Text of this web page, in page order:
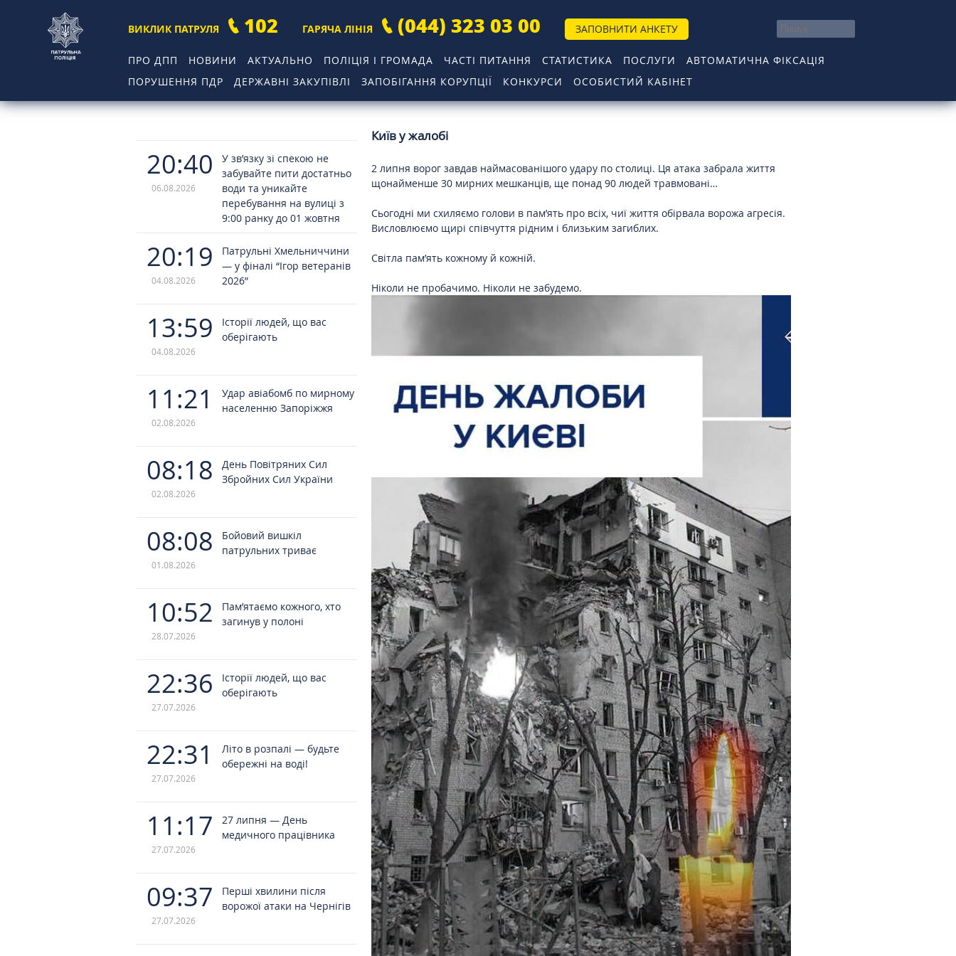
ВИКЛИК ПАТРУЛЯ 102 ГАРЯЧА ЛІНІЯ (044) 323 03 00 ЗАПОВНИТИ АНКЕТУ
ПРО ДПП НОВИНИ АКТУАЛЬНО ПОЛІЦІЯ І ГРОМАДА ЧАСТІ ПИТАННЯ СТАТИСТИКА ПОСЛУГИ
АВТОМАТИЧНА ФІКСАЦІЯ
ПОРУШЕННЯ ПДР
ДЕРЖАВНІ ЗАКУПІВЛІ ЗАПОБІГАННЯ КОРУПЦІЇ КОНКУРСИ ОСОБИСТИЙ КАБІНЕТ
20:40
06.08.2026
У зв’язку зі спекою не
забувайте пити достатньо
води та уникайте
перебування на вулиці з
9:00 ранку до 01 жовтня
20:19
04.08.2026
Патрульні Хмельниччини
— у фіналі “Ігор ветеранів
2026”
13:59
04.08.2026
Історії людей, що вас
оберігають
11:21
02.08.2026
Удар авіабомб по мирному
населенню Запоріжжя
08:18
02.08.2026
День Повітряних Сил
Збройних Сил України
08:08
01.08.2026
Бойовий вишкіл
патрульних триває
10:52
28.07.2026
Пам’ятаємо кожного, хто
загинув у полоні
22:36
27.07.2026
Історії людей, що вас
оберігають
22:31
27.07.2026
Літо в розпалі — будьте
обережні на воді!
11:17
27.07.2026
27 липня — День
медичного працівника
09:37
27.07.2026
Перші хвилини після
ворожої атаки на Чернігів
Київ у жалобі
2 липня ворог завдав наймасованішого удару по столиці. Ця атака забрала життя
щонайменше 30 мирних мешканців, ще понад 90 людей травмовані…
Сьогодні ми схиляємо голови в пам’ять про всіх, чиї життя обірвала ворожа агресія.
Висловлюємо щирі співчуття рідним і близьким загиблих.
Світла пам’ять кожному й кожній.
Ніколи не пробачимо. Ніколи не забудемо.